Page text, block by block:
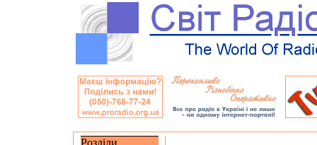
Розділи